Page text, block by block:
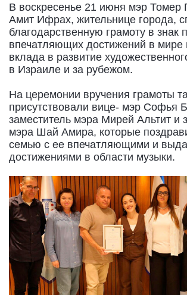
В воскресенье 21 июня мэр Томер
Амит Ифрах, жительнице города,
благодарственную грамоту в знак
впечатляющих достижений в мире
вклада в развитие
в Израиле и за рубежом.
На церемонии вручения грамоты
присутствовали вице- мэр Софья
заместитель мэра Мирей Альтит и
мэра Шай Амира, которые
семью с ее впечатляющими и
достижениями в области музыки.